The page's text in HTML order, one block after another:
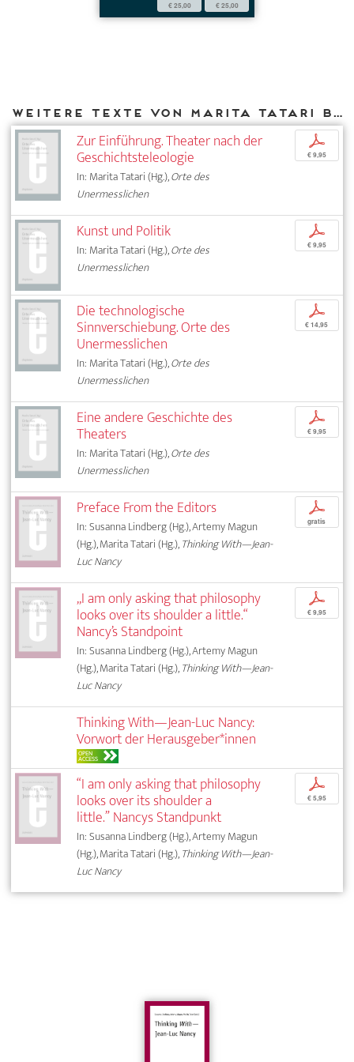
€ 25,00 € 25,00
Weitere Texte von Marita Tatari bei DIAPHANES
Zur Einführung. Theater nach der
Geschichtsteleologie
In: Marita Tatari (Hg.),Orte des
Unermesslichen
p
€ 9,95
Kunst und Politik
In: Marita Tatari (Hg.),Orte des
Unermesslichen
p
€ 9,95
Die technologische
Sinnverschiebung. Orte des
Unermesslichen
In: Marita Tatari (Hg.),Orte des
Unermesslichen
p
€ 14,95
Eine andere Geschichte des
Theaters
In: Marita Tatari (Hg.),Orte des
Unermesslichen
p
€ 9,95
Preface From the Editors
In: Susanna Lindberg (Hg.), Artemy Magun
(Hg.), Marita Tatari (Hg.),Thinking With—Jean-
Luc Nancy
p
gratis
„I am only asking that philosophy
looks over its shoulder a little.“
Nancy’s Standpoint
In: Susanna Lindberg (Hg.), Artemy Magun
(Hg.), Marita Tatari (Hg.),Thinking With—Jean-
Luc Nancy
p
€ 9,95
Thinking With—Jean-Luc Nancy:
Vorwort der Herausgeber*innen
OPEN
ACCESS
“I am only asking that philosophy
looks over its shoulder a
little.” Nancys Standpunkt
In: Susanna Lindberg (Hg.), Artemy Magun
(Hg.), Marita Tatari (Hg.),Thinking With—Jean-
Luc Nancy
p
€ 5,95